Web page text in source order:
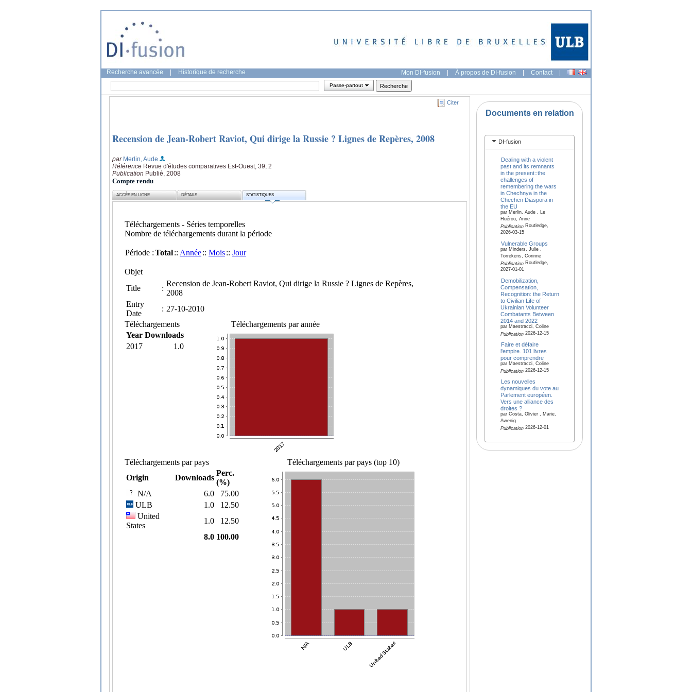
Recherche avancée Historique de recherche Mon DI-fusion | À propos de DI-fusion | Contact |
Passe-partout
Citer
Recension de Jean-Robert Raviot, Qui dirige la Russie ? Lignes de Repères, 2008
par Merlin, Aude
Référence Revue d'études comparatives Est-Ouest, 39, 2
Publication Publié, 2008
Compte rendu
ACCÈS EN LIGNE DÉTAILS STATISTIQUES
Documents en relation
DI-fusion
Dealing with a violent
past and its remnants
in the present::the
challenges of
remembering the wars
in Chechnya in the
Chechen Diaspora in
the EU
par Merlin, Aude , Le
Huérou, Anne
PublicationRoutledge,
2026-03-15
Vulnerable Groups
par Minders, Julie ,
Torrekens, Corinne
PublicationRoutledge,
2027-01-01
Demobilization,
Compensation,
Recognition: the Return
to Civilian Life of
Ukrainian Volunteer
Combatants Between
2014 and 2022
par Maestracci, Coline
Publication2026-12-15
Faire et défaire
l'empire. 101 livres
pour comprendre
par Maestracci, Coline
Publication2026-12-15
Les nouvelles
dynamiques du vote au
Parlement européen.
Vers une alliance des
droites ?
par Costa, Olivier , Marie,
Awenig
Publication2026-12-01